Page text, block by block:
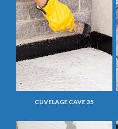
CUVELAGE CAVE 35